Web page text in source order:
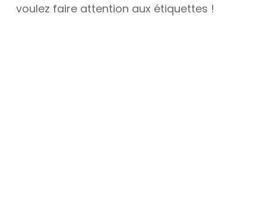
voulez faire attention aux étiquettes !